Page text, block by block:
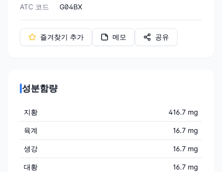
ATC 코드
G04BX
즐겨찾기 추가 메모 공유
성분함량
지황 416.7 mg
육계 16.7 mg
생강 16.7 mg
대황 16.7 mg